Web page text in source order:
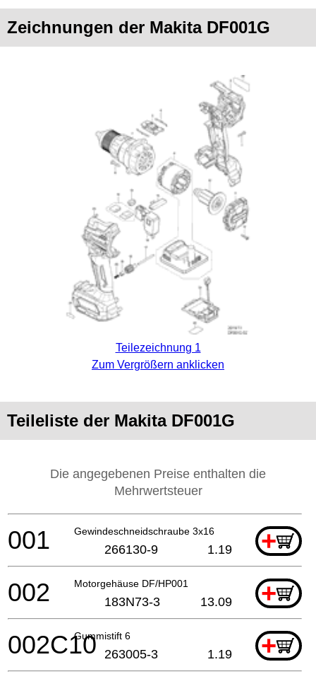
Zeichnungen der Makita DF001G
Teilezeichnung 1
Zum Vergrößern anklicken
Teileliste der Makita DF001G
Die angegebenen Preise enthalten die
Mehrwertsteuer
Gewindeschneidschraube 3x16 +
001 266130-9 1.19
Motorgehäuse DF/HP001 +
002 183N73-3 13.09
Gummistift 6 +
002C10 263005-3 1.19